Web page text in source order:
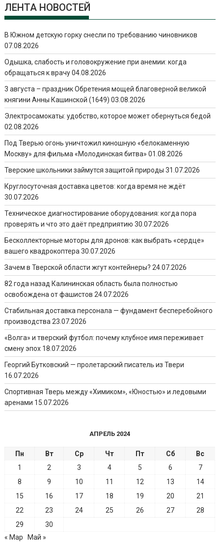
ЛЕНТА НОВОСТЕЙ
В Южном детскую горку снесли по требованию чиновников
07.08.2026
Одышка, слабость и головокружение при анемии: когда
обращаться к врачу 04.08.2026
3 августа – праздник Обретения мощей благоверной великой
княгини Анны Кашинской (1649) 03.08.2026
Электросамокаты: удобство, которое может обернуться бедой
02.08.2026
Под Тверью огонь уничтожил киношную «белокаменную
Москву» для фильма «Молодинская битва» 01.08.2026
Тверские школьники займутся защитой природы 31.07.2026
Круглосуточная доставка цветов: когда время не ждёт
30.07.2026
Техническое диагностирование оборудования: когда пора
проверять и что это даёт предприятию 30.07.2026
Бесколлекторные моторы для дронов: как выбрать «сердце»
вашего квадрокоптера 30.07.2026
Зачем в Тверской области жгут контейнеры? 24.07.2026
82 года назад Калининская область была полностью
освобождена от фашистов 24.07.2026
Стабильная доставка персонала — фундамент бесперебойного
производства 23.07.2026
«Волга» и тверский футбол: почему клубное имя переживает
смену эпох 18.07.2026
Георгий Бутковский — пролетарский писатель из Твери
16.07.2026
Спортивная Тверь между «Химиком», «Юностью» и ледовыми
аренами 15.07.2026
АПРЕЛЬ 2024
Пн Вт Ср Чт Пт Сб
Вс
1
2 3 4 5 6
7
8
9 10 11 12 13
14
15
16 17 18 19 20
21
22
23 24 25 26 27
28
29
30
« Мар
Май »